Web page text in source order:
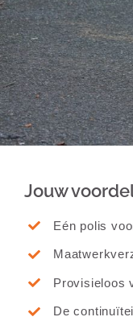
Jouw
Eén polis
Provisieloos
De